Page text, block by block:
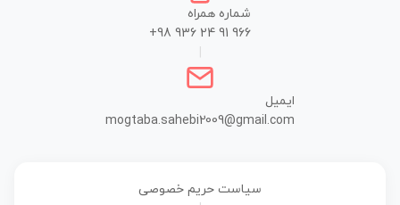
شماره همراه
+98 936 24 91 966
ایمیل
mogtaba.sahebi2009@gmail.com
سیاست حریم خصوصی